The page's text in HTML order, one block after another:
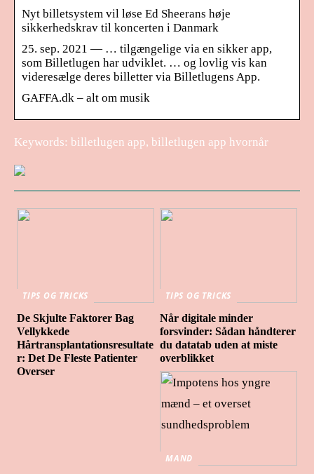
Nyt billetsystem vil løse Ed Sheerans høje
sikkerhedskrav til koncerten i Danmark
25. sep. 2021 — … tilgængelige via en sikker app,
som Billetlugen har udviklet. … og lovlig vis kan
videresælge deres billetter via Billetlugens App.
GAFFA.dk – alt om musik
Keywords: billetlugen app, billetlugen app hvornår
TIPS OG TRICKS
De Skjulte Faktorer Bag
Vellykkede
Hårtransplantationsresultate
r: Det De Fleste Patienter
Overser
TIPS OG TRICKS
Når digitale minder
forsvinder: Sådan håndterer
du datatab uden at miste
overblikket
MAND